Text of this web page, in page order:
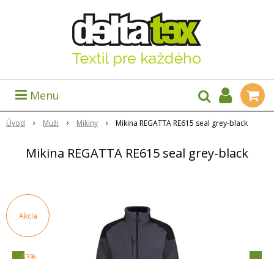
Menu
Úvod Muži Mikiny Mikina REGATTA RE615 seal grey-black
Mikina REGATTA RE615 seal grey-black
Akcia
-53%